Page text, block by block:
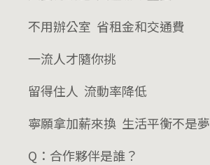
不用辦公室 省租金和交通費
一流人才隨你挑
留得住人 流動率降低
寧願拿加薪來換 生活平衡不是夢
Q：合作夥伴是誰？